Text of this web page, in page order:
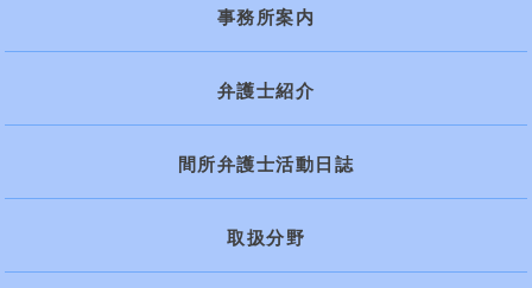
事務所案内
弁護士紹介
間所弁護士活動日誌
取扱分野